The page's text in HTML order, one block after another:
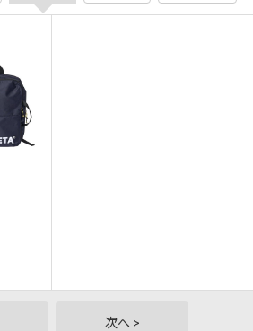
次へ >